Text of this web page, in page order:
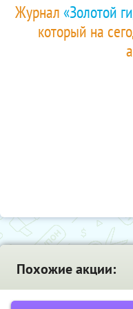
Журнал«Золотой
который на
Похожие акции: